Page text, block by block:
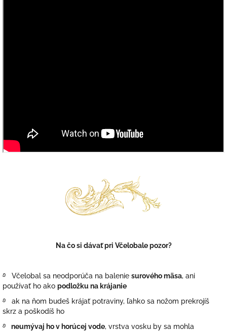
Na čo si dávať pri Včelobale pozor?
࿔ Včelobal sa neodporúča na balenie surového mäsa, ani
používať ho ako podložku na krájanie
࿔ ak na ňom budeš krájať potraviny, ľahko sa nožom prekrojíš
skrz a poškodíš ho
࿔
neumývaj ho v horúcej vode, vrstva vosku by sa mohla